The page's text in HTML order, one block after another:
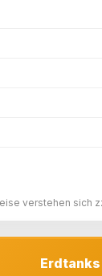
verstehen sich
Erdtanks